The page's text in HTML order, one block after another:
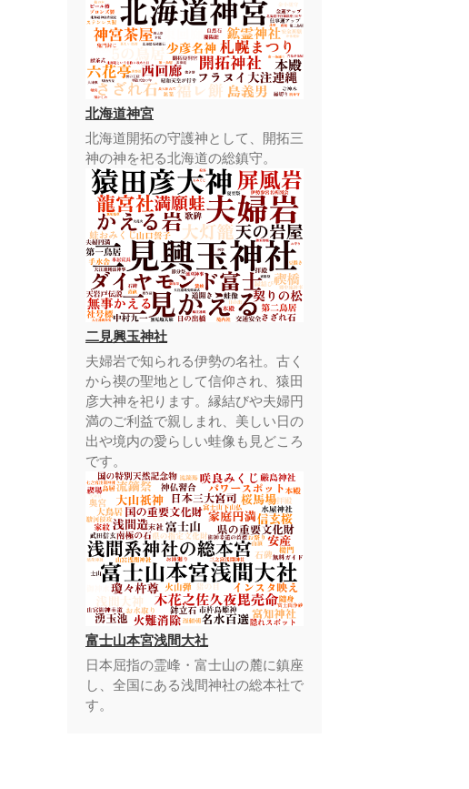
北海道神宮
北海道開拓の守護神として、開拓三
神の神を祀る北海道の総鎮守。
二見興玉神社
夫婦岩で知られる伊勢の名社。古く
から禊の聖地として信仰され、猿田
彦大神を祀ります。縁結びや夫婦円
満のご利益で親しまれ、美しい日の
出や境内の愛らしい蛙像も見どころ
です。
富士山本宮浅間大社
日本屈指の霊峰・富士山の麓に鎮座
し、全国にある浅間神社の総本社で
す。